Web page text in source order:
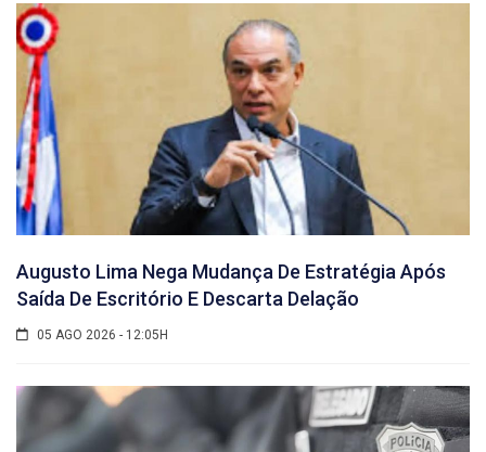
Augusto Lima Nega Mudança De Estratégia Após
Saída De Escritório E Descarta Delação
05 AGO 2026 - 12:05H